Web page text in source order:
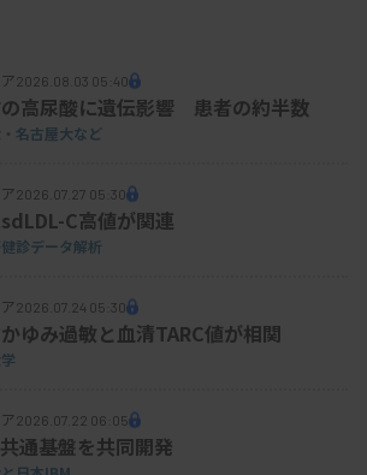
値低値が急性増悪の発症率の
rs2070600が急性増悪を予測す
として有用であることを示した。
2026.08.03 05:40
高尿酸に遺伝影響 患者の約半数
名古屋大など
2026.07.27 05:30
C高値が関連
診データ解析
2026.07.24 05:30
ゆみ過敏と血清TARC値が相関
2026.07.22 06:05
通基盤を共同開発